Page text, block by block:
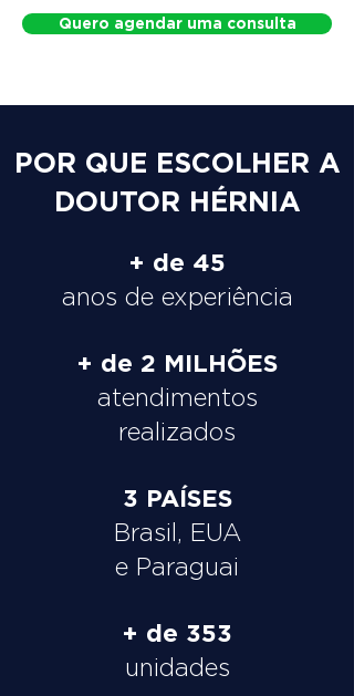
Quero agendar uma consulta
POR QUE ESCOLHER A
DOUTOR HÉRNIA
+ de 45
anos de experiência
+ de 2 MILHÕES
atendimentos
realizados
3 PAÍSES
Brasil, EUA
e Paraguai
+ de 353
unidades